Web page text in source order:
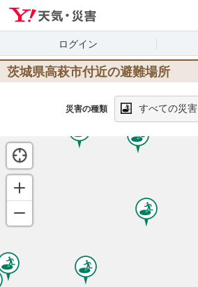
ログイン
茨城県高萩市付近の避難場所
災害の種類 すべての災害